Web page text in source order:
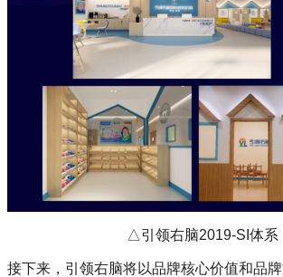
△引领右脑2019-SI体系
接下来，引领右脑将以品牌核心价值和品